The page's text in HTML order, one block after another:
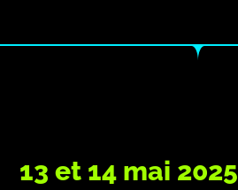
13 et 14 mai 2025